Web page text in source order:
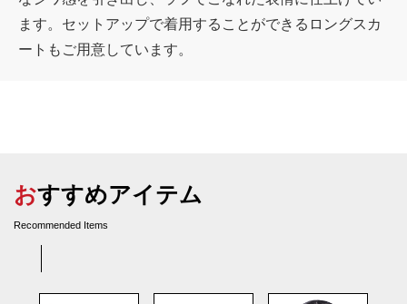
ます。セットアップで着用することができるロングスカ
ートもご用意しています。
おすすめアイテム
Recommended Items